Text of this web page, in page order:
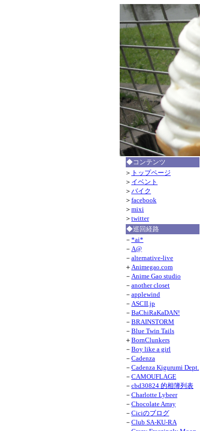
◆コンテンツ
＞ トップページ
＞ イベント
＞ バイク
＞ facebook
＞ mixi
＞ twitter
◆巡回経路
－ *ai*
－ A@
－ alternative-live
＋ Animegao.com
－ Anime Gao studio
－ another closet
－ applewind
－ ASCII.jp
－ BaChiRaKaDAN!
－ BRAINSTORM
－ Blue Twin Tails
＋ BornClunkers
－ Boy like a girl
－ Cadenza
－ Cadenza Kigurumi Dept.
－ CAMOUFLAGE
－ cbd30824 的相簿列表
－ Charlotte Lybeer
－ Chocolate Array
－ Ciciのブログ
－ Club SA-KU-RA